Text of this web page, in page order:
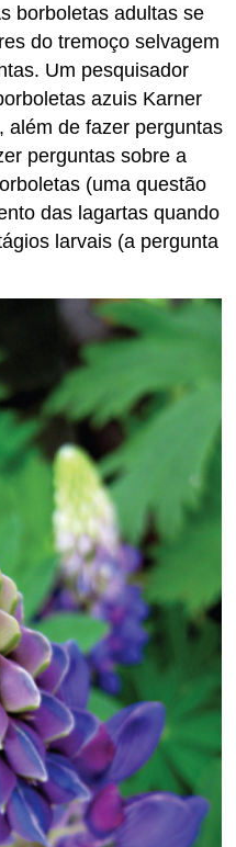
borboletas adultas se
do tremoço selvagem
Um pesquisador
azuis Karner
além de fazer perguntas
perguntas sobre a
(uma questão
das lagartas quando
larvais (a pergunta